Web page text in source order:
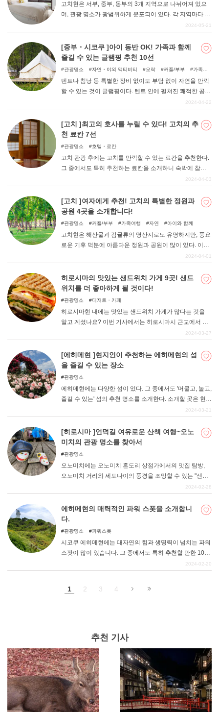
고치현은 서부, 중부, 동부의 3개 지역으로 나뉘어져 있으
며, 관광 명소가 광범위하게 분포되어 있다. 각 지역마다 특
색이 있기 때문에 숙소를 찾는데 어려움을 겪는 분들도 많
색을 살린 저렴한 숙소를 찾고 있는 분들에게 꼭 추천하고
싶다. 주로 민박으로 추천하는 저렴한 숙소 9곳을 엄선하여
소개하니, 고치에 갈 때 꼭 참고해 보시기 바랍니다.
2024-05-21
[중부・시코쿠 ]아이 동반 OK! 가족과 함께
즐길 수 있는 글램핑 추천 10선
관광명소 자연・야외 액티비티 오락 커플/부부
가족여
텐트나 침낭 등 특별한 장비 없이도 부담 없이 자연을 만끽
할 수 있는 것이 글램핑이다. 텐트 안에 펼쳐진 쾌적한 공간
에서 어른도 아이도 편안하게 지낼 수 있다. 낮에는 츄고
있는 음식을 즐길 수 있는 글램핑 시설을 소개한다.
2024-04-22
[고치 ]최고의 호사를 누릴 수 있다! 고치의 추
천 료칸 7선
관광명소 호텔・료칸
고치 관광 후에는 고치를 만끽할 수 있는 료칸을 추천한다.
그 중에서도 특히 추천하는 료칸을 소개하니 숙박에 참고
2024-04-03
[고치 ]여자에게 추천! 고치의 특별한 정원과
공원 4곳을 소개합니다!
관광명소 커플/부부 가족여행 자연 아이와 함께
고치현은 해산물과 감귤류의 명산지로도 유명하지만, 풍요
로운 기후 덕분에 아름다운 정원과 공원이 많이 있다. 이번
에는 평소 예쁜 것, 예쁜 것을 좋아하는 여자를 위해 SNS에
을 듬뿍 담은 녹색이 가득한 4곳의 명소에서는 카페와 레스
토랑도 즐길 수 있다. 고치현 내뿐만 아니라 현외에서도 많
은 관광객이 방문하는 유명한 "모네의 정원 "과 "고치현립
2024-04-01
히로시마의 맛있는 샌드위치 가게 9곳! 샌드
위치를 더 좋아하게 될 것이다!
관광명소 디저트・카페
히로시마현 내에는 맛있는 샌드위치 가게가 많다는 것을
알고 계셨나요? 이번 기사에서는 히로시마시 근교에서 맛
있는 샌드위치를 먹을 수 있는 맛집부터 숨은 맛집까지 알
2024-03-27
[에히메현 ]현지인이 추천하는 에히메현의 섬
을 즐길 수 있는 장소
관광명소
에히메현에는 다양한 섬이 있다. 그 중에서도 '머물고, 놀고,
즐길 수 있는' 섬의 추천 명소를 소개한다. 소개할 곳은 현
외곽에서도 비교적 쉽게 갈 수 있는 시마나미 해협으로 이
2024-03-21
[히로시마 ]언덕길 여유로운 산책 여행~오노
미치의 관광 명소를 찾아서
관광명소
오노미치에는 오노미치 혼도리 상점가에서의 맛집 탐방,
오노미치 거리와 세토나이의 풍경을 조망할 수 있는 "센코
지 공원 ", 언덕길 산책, 역사적인 사찰과 영화 촬영지 탐방,
""문학의 도시 ""영화의 도시 "로 유명하기 때문에 가본 적은
없어도 들어본 적이 있는 분들도 많을 것이다. 이번 기사에
서는 그런 정감 넘치는 도시 오노미치의 관광 명소와 맛있
2024-02-28
에히메현의 매력적인 파워 스폿을 소개합니
다.
관광명소 파워스폿
시코쿠 에히메현에는 대자연의 힘과 생명력이 넘치는 파워
스팟이 많이 있습니다. 그 중에서도 특히 추천할 만한 10곳
2024-02-20
1 2 3 4
추천 기사